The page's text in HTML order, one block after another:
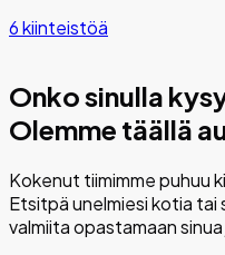
6 kiinteistöä
Onko sinulla
Olemme täällä
Kokenut tiimimme puhuu
Etsitpä unelmiesi kotia
valmiita opastamaan